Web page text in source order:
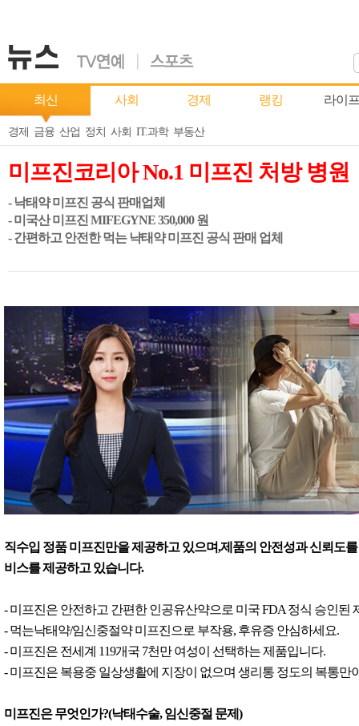
최신 사회 경제 랭킹 라이프
경제 금융 산업 정치 사회 IT.과학 부동산
미프진코리아 No.1 미프진 처방 병원
- 낙태약 미프진 공식 판매업체
- 미국산 미프진 MIFEGYNE 350,000 원
- 간편하고 안전한 먹는 냑태약 미프진 공식 판매 업체
직수입 정품 미프진만을 제공하고 있으며,제품의 안전성과 신뢰도
비스를 제공하고 있습니다.
- 미프진은 안전하고 간편한 인공유산약으로 미국 FDA 정식 승인된
- 먹는낙태약/임신중절약 미프진으로 부작용, 후유증 안심하세요.
- 미프진은 전세계 119개국 7천만 여성이 선택하는 제품입니다.
- 미프진은 복용중 일상생활에 지장이 없으며 생리통 정도의 복통만
미프진은 무엇인가?(낙태수술, 임신중절 문제)